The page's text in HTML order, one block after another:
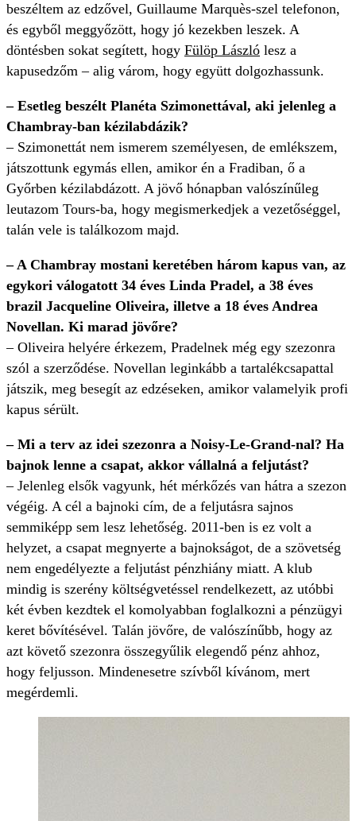
beszéltem az edzővel, Guillaume Marquès-szel telefonon,
és egyből meggyőzött, hogy jó kezekben leszek. A
döntésben sokat segített, hogy Fülöp László lesz a
kapusedzőm – alig várom, hogy együtt dolgozhassunk.
– Esetleg beszélt Planéta Szimonettával, aki jelenleg a
Chambray-ban kézilabdázik?
– Szimonettát nem ismerem személyesen, de emlékszem,
játszottunk egymás ellen, amikor én a Fradiban, ő a
Győrben kézilabdázott. A jövő hónapban valószínűleg
leutazom Tours-ba, hogy megismerkedjek a vezetőséggel,
talán vele is találkozom majd.
– A Chambray mostani keretében három kapus van, az
egykori válogatott 34 éves Linda Pradel, a 38 éves
brazil Jacqueline Oliveira, illetve a 18 éves Andrea
Novellan. Ki marad jövőre?
– Oliveira helyére érkezem, Pradelnek még egy szezonra
szól a szerződése. Novellan leginkább a tartalékcsapattal
játszik, meg besegít az edzéseken, amikor valamelyik profi
kapus sérült.
– Mi a terv az idei szezonra a Noisy-Le-Grand-nal? Ha
bajnok lenne a csapat, akkor vállalná a feljutást?
– Jelenleg elsők vagyunk, hét mérkőzés van hátra a szezon
végéig. A cél a bajnoki cím, de a feljutásra sajnos
semmiképp sem lesz lehetőség. 2011-ben is ez volt a
helyzet, a csapat megnyerte a bajnokságot, de a szövetség
nem engedélyezte a feljutást pénzhiány miatt. A klub
mindig is szerény költségvetéssel rendelkezett, az utóbbi
két évben kezdtek el komolyabban foglalkozni a pénzügyi
keret bővítésével. Talán jövőre, de valószínűbb, hogy az
azt követő szezonra összegyűlik elegendő pénz ahhoz,
hogy feljusson. Mindenesetre szívből kívánom, mert
megérdemli.